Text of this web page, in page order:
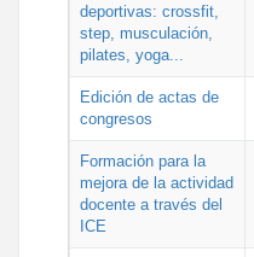
deportivas: crossfit,
step, musculación,
pilates, yoga...
Edición de actas de
congresos
Formación para la
mejora de la actividad
docente a través del
ICE